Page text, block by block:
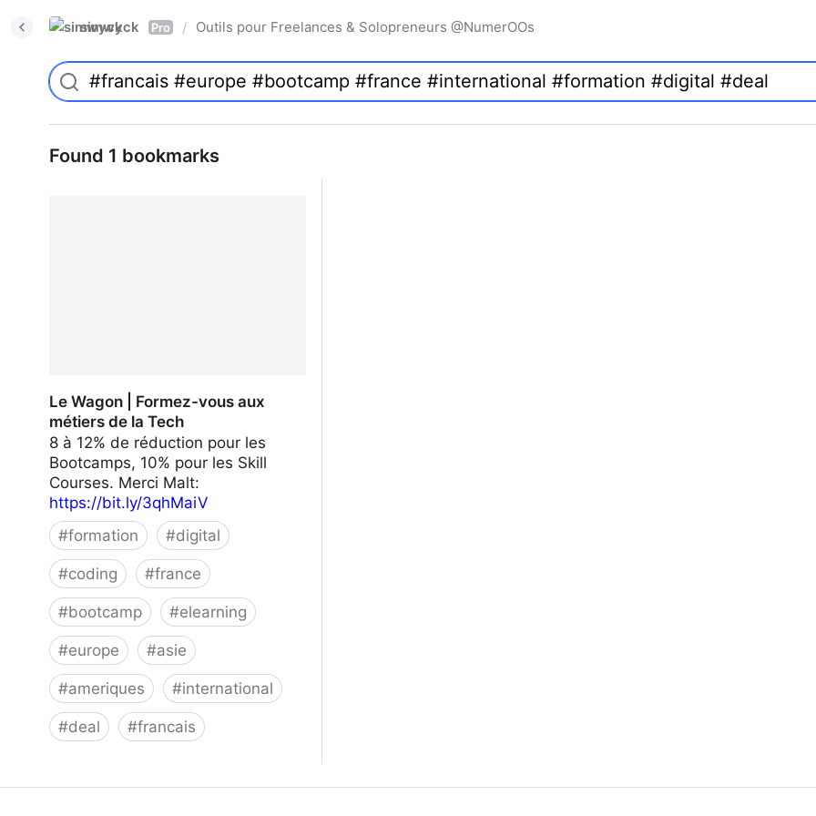
simwyck Pro / Outils pour Freelances & Solopreneurs @NumerOOs
Found 1 bookmarks
Le Wagon | Formez-vous aux
métiers de la Tech
8 à 12% de réduction pour les
Bootcamps, 10% pour les Skill
Courses. Merci Malt:
https://bit.ly/3qhMaiV
#formation #digital
#coding #france
#bootcamp #elearning
#europe #asie
#ameriques #international
#deal #francais